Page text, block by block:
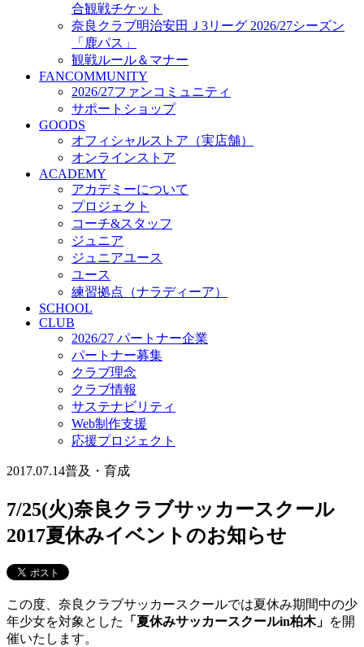
練習拠点（ナラディーア）
SCHOOL
2026/27 パートナー企業
パートナー募集
クラブ理念
クラブ情報
サステナビリティ
Web制作支援
応援プロジェクト
合観戦チケット
奈良クラブ明治安田Ｊ3リーグ 2026/27シーズン
「鹿パス」
観戦ルール＆マナー
FANCOMMUNITY
2026/27ファンコミュニティ
サポートショップ
GOODS
オフィシャルストア（実店舗）
オンラインストア
ACADEMY
アカデミーについて
プロジェクト
コーチ&スタッフ
ジュニア
ジュニアユース
ユース
練習拠点（ナラディーア）
SCHOOL
CLUB
2026/27 パートナー企業
パートナー募集
クラブ理念
クラブ情報
サステナビリティ
Web制作支援
応援プロジェクト
2017.07.14普及・育成
7/25(火)奈良クラブサッカースクール
2017夏休みイベントのお知らせ
この度、奈良クラブサッカースクールでは夏休み期間中の少
年少女を対象とした
「夏休みサッカースクールin柏木」 を開
催いたします。